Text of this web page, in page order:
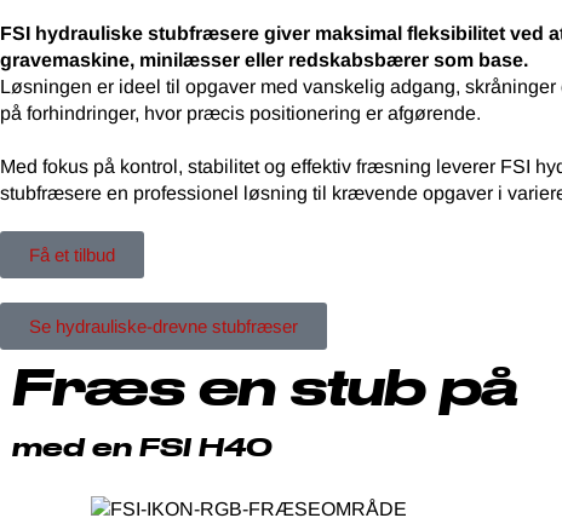
FSI hydrauliske stubfræsere giver maksimal fleksibilitet ved
gravemaskine, minilæsser eller redskabsbærer som base.
Løsningen er ideel til opgaver med vanskelig adgang,
på forhindringer, hvor præcis positionering er afgørende.
Med fokus på kontrol, stabilitet og effektiv fræsning leverer FSI
stubfræsere en professionel løsning til krævende opgaver i
Få et tilbud
Se hydrauliske-drevne stubfræser
Fræs en stub på
med en FSI H40